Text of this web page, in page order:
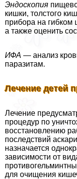
Эндоскопия
кишки, толстого
прибора на гибком
а также оценить
ИФА — анализ
паразитам.
Лечение детей
Лечение
процедур по
восстановлению
последствий
назначается
зависимости от
для очищения